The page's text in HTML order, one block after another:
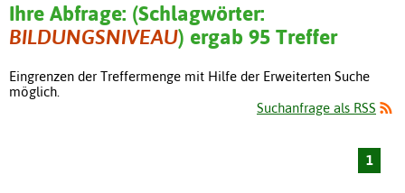
Ihre Abfrage: (Schlagwörter:
BILDUNGSNIVEAU) ergab 95 Treffer
Eingrenzen der Treffermenge mit Hilfe der Erweiterten Suche
möglich.
Suchanfrage als RSS
1